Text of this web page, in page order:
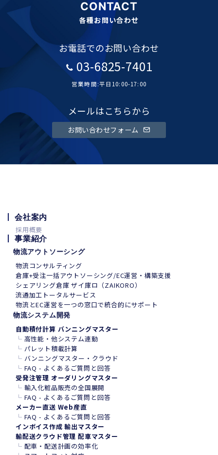
CONTACT
各種お問い合わせ
お電話でのお問い合わせ
03-6825-7401
営業時間:平日10:00-17:00
メールはこちらから
お問い合わせフォーム
会社案内
採用概要
事業紹介
物流アウトソーシング
物流コンサルティング
倉庫+受注一括アウトソーシング/EC運営・構築支援
シェアリング倉庫 ザイ庫ロ（ZAIKORO）
流通加工トータルサービス
物流とEC運営を一つの窓口で統合的にサポート
物流システム開発
自動積付計算 バンニングマスター
└ 高性能・他システム連動
└ パレット積載計算
└ バンニングマスター・クラウド
└ FAQ - よくあるご質問と回答
受発注管理 オーダリングマスター
└ 輸入化粧品販売の全国展開
└ FAQ - よくあるご質問と回答
メーカー直送 Web産直
└ FAQ - よくあるご質問と回答
インボイス作成 輸出マスター
輸配送クラウド管理 配車マスター
└ 配車・配送計画の効率化